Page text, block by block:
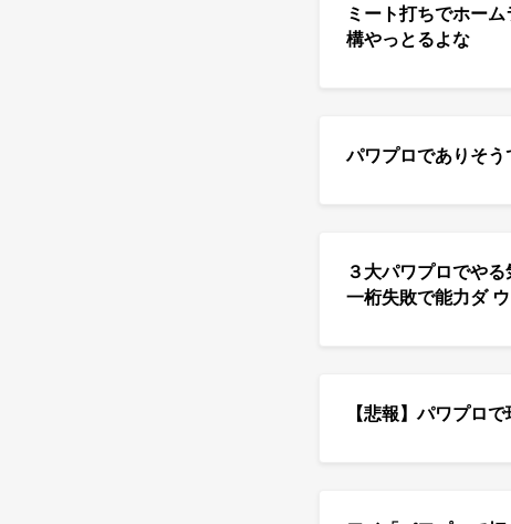
ミート打ちでホー
構やっとるよな
パワプロでありそ
３大パワプロでや
一桁失敗で能力ダ ウ
【悲報】パワプロ